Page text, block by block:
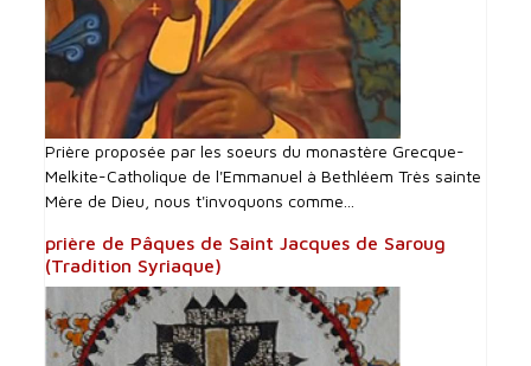
Prière proposée par les soeurs du monastère Grecque-
Melkite-Catholique de l'Emmanuel à Bethléem Très sainte
Mère de Dieu, nous t'invoquons comme...
prière de Pâques de Saint Jacques de Saroug
(Tradition Syriaque)